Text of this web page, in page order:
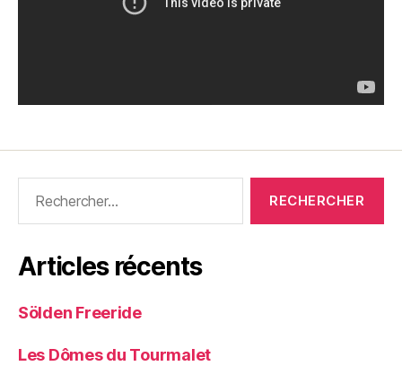
Articles récents
Sölden Freeride
Les Dômes du Tourmalet